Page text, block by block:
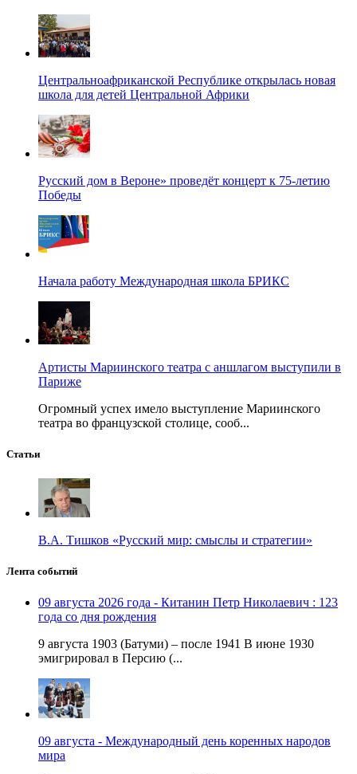
Центральноафриканской Республике открылась новая
школа для детей Центральной Африки
Русский дом в Вероне» проведёт концерт к 75-летию
Победы
Начала работу Международная школа БРИКС
Артисты Мариинского театра с аншлагом выступили в
Париже
Огромный успех имело выступление Мариинского
театра во французской столице, сооб...
Статьи
В.А. Тишков «Русский мир: смыслы и стратегии»
Лента событий
09 августа 2026 года - Китанин Петр Николаевич : 123
года со дня рождения
9 августа 1903 (Батуми) – после 1941 В июне 1930
эмигрировал в Персию (...
09 августа - Международный день коренных народов
мира